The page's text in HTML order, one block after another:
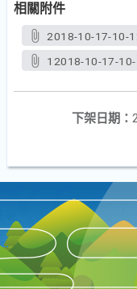
相關附件
2018-10-17-10-
12018-10-17-
下架日期：